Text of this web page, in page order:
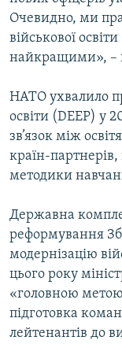
Очевидно, ми
військової
найкращими», –
НАТО ухвалило
освіти (DEEP) у
зв’язок між
країн-
методики
Державна
реформування
модернізацію
цього року
«головною
підготовка
лейтенантів до